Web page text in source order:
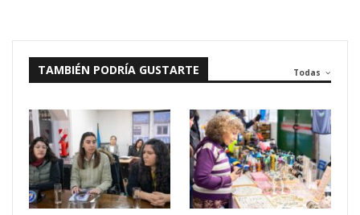
Todas
TAMBIÉN PODRÍA GUSTARTE